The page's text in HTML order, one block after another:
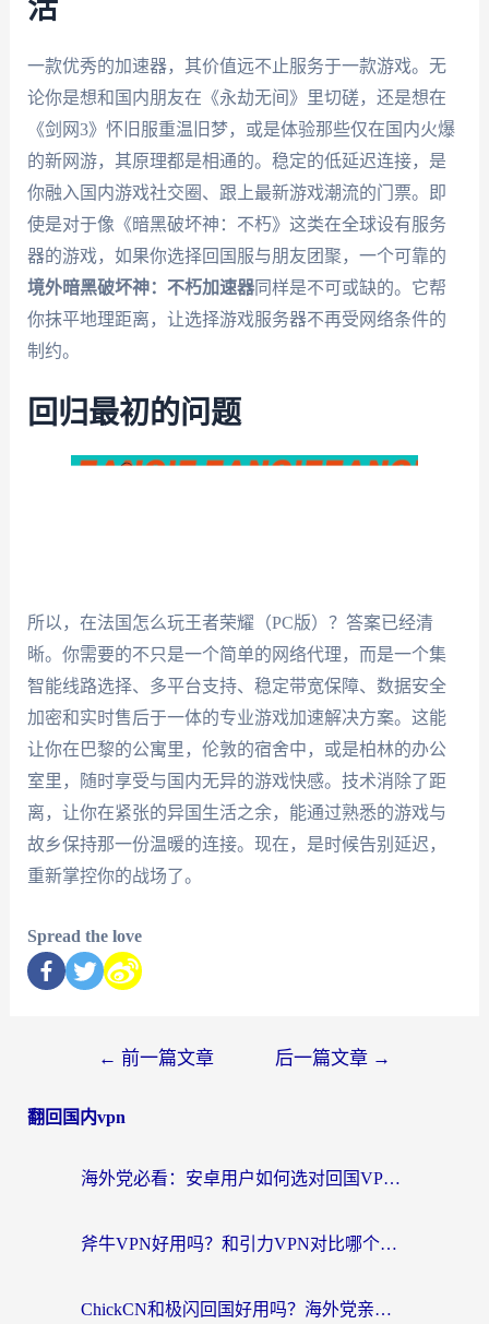
活
一款优秀的加速器，其价值远不止服务于一款游戏。无
论你是想和国内朋友在《永劫无间》里切磋，还是想在
《剑网3》怀旧服重温旧梦，或是体验那些仅在国内火爆
的新网游，其原理都是相通的。稳定的低延迟连接，是
你融入国内游戏社交圈、跟上最新游戏潮流的门票。即
使是对于像《暗黑破坏神：不朽》这类在全球设有服务
器的游戏，如果你选择回国服与朋友团聚，一个可靠的
境外暗黑破坏神：不朽加速器同样是不可或缺的。它帮
你抹平地理距离，让选择游戏服务器不再受网络条件的
制约。
回归最初的问题
所以，在法国怎么玩王者荣耀（PC版）？答案已经清
晰。你需要的不只是一个简单的网络代理，而是一个集
智能线路选择、多平台支持、稳定带宽保障、数据安全
加密和实时售后于一体的专业游戏加速解决方案。这能
让你在巴黎的公寓里，伦敦的宿舍中，或是柏林的办公
室里，随时享受与国内无异的游戏快感。技术消除了距
离，让你在紧张的异国生活之余，能通过熟悉的游戏与
故乡保持那一份温暖的连接。现在，是时候告别延迟，
重新掌控你的战场了。
Spread the love
← 前一篇文章 后一篇文章 →
翻回国内vpn
海外党必看：安卓用户如何选对回国VPN？从踩坑到无缝访问的全攻略
斧牛VPN好用吗？和引力VPN对比哪个回国效果更好？海外党亲测3款加速器+避坑指南
ChickCN和极闪回国好用吗？海外党亲测3款加速器，教你选对不踩坑